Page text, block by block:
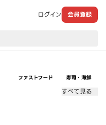
ログイン 会員登録
ファストフード 寿司・海鮮
すべて見る